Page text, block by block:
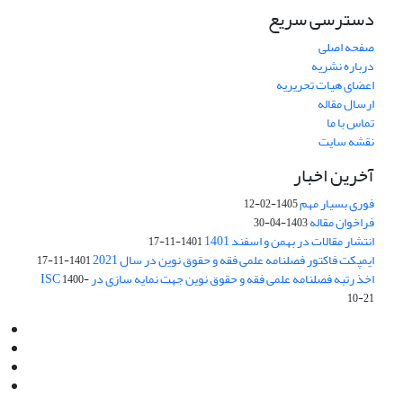
دسترسی سریع
صفحه اصلی
درباره نشریه
اعضای هیات تحریریه
ارسال مقاله
تماس با ما
نقشه سایت
آخرین اخبار
فوری بسیار مهم1405-02-12
فراخوان مقاله1403-04-30
انتشار مقالات در بهمن و اسفند 1401 1401-11-17
ایمپکت فاکتور فصلنامه علمی فقه و حقوق نوین در سال 2021 1401-11-17
اخذ رتبه فصلنامه علمی فقه و حقوق نوین جهت نمایه سازی در ISC1400-
10-21